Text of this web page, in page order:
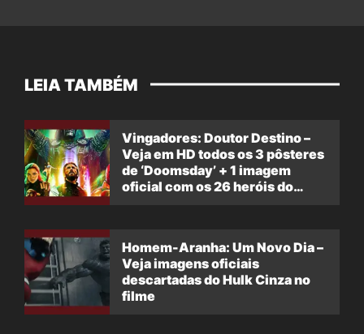
LEIA TAMBÉM
Vingadores: Doutor Destino –
Veja em HD todos os 3 pôsteres
de ‘Doomsday’ + 1 imagem
oficial com os 26 heróis do
Homem-Aranha: Um Novo Dia –
Veja imagens oficiais
descartadas do Hulk Cinza no
filme